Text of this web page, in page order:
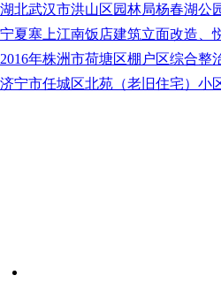
湖北武汉市洪山区园林局杨春湖公
宁夏塞上江南饭店建筑立面改造、
2016年株洲市荷塘区棚户区综合整
济宁市任城区北苑（老旧住宅）小